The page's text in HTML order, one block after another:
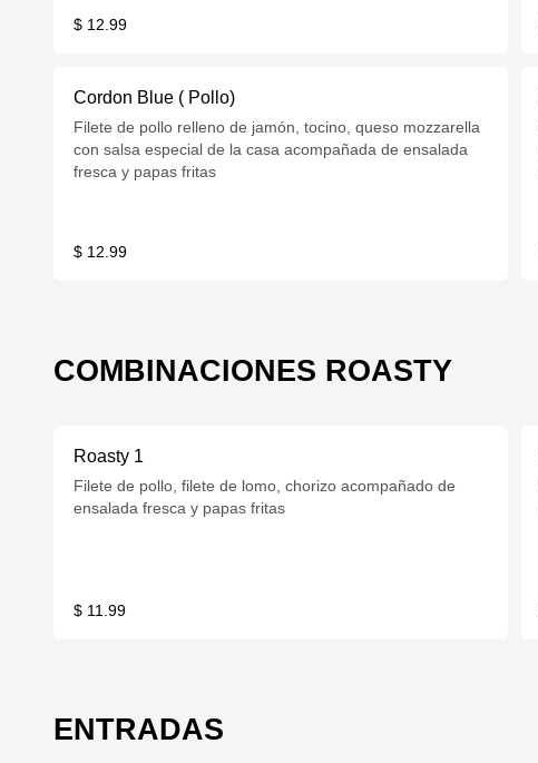
$ 12.99
Cordon Blue ( Pollo)
Filete de pollo relleno de jamón, tocino, queso mozzarella
con salsa especial de la casa acompañada de ensalada
fresca y papas fritas
$ 12.99
COMBINACIONES ROASTY
Roasty 1
Filete de pollo, filete de lomo, chorizo acompañado de
ensalada fresca y papas fritas
$ 11.99
ENTRADAS